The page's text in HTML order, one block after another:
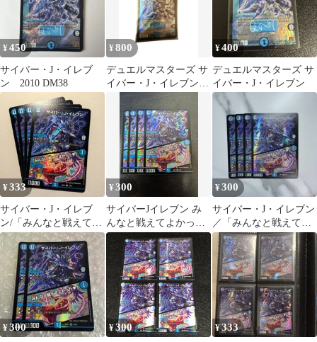
¥450
サイバー・J・イレブ
ン 2010 DM38
¥800
デュエルマスターズ サ
イバー・J・イレブン
初期
¥400
デュエルマスターズ サ
イバー・J・イレブン
¥333
サイバー・J・イレブ
ン/「みんなと戦えてよ
かった♥」 4枚
¥300
サイバーJイレブン み
んなと戦えてよかった
4枚 ヒロインBEST
¥300
サイバー・J・イレブン
／「みんなと戦えてよ
かった♥」 4枚
DM25EX1
¥300 ¥300 ¥333